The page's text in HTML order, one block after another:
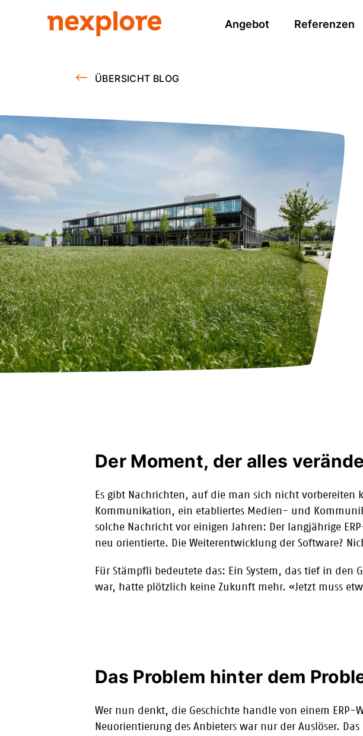
Angebot Referenzen
ÜBERSICHT BLOG
Der Moment, der alles
Es gibt Nachrichten, auf die man sich nicht vorbereiten
Kommunikation, ein etabliertes Medien- und
solche Nachricht vor einigen Jahren: Der langjährige
neu orientierte. Die Weiterentwicklung der Software?
Für Stämpfli bedeutete das: Ein System, das tief in den
war, hatte plötzlich keine Zukunft mehr. «Jetzt muss
Das Problem hinter dem
Wer nun denkt, die Geschichte handle von einem ERP-
Neuorientierung des Anbieters war nur der Auslöser.